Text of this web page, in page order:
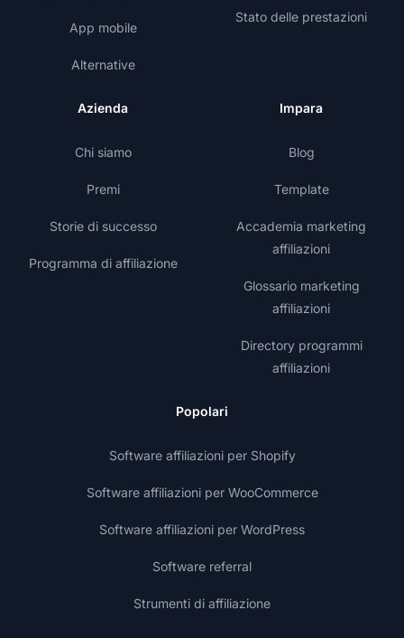
App mobile
Alternative
Stato delle prestazioni
Azienda
Chi siamo
Premi
Storie di successo
Programma di affiliazione
Impara
Blog
Template
Accademia marketing
affiliazioni
Glossario marketing
affiliazioni
Directory programmi
affiliazioni
Popolari
Software affiliazioni per Shopify
Software affiliazioni per WooCommerce
Software affiliazioni per WordPress
Software referral
Strumenti di affiliazione